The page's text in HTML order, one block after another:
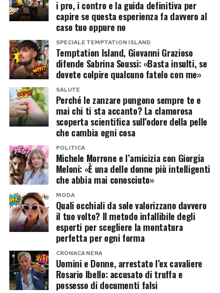
davanti alle telecamere, ma lo sfogo dell’ex
fidanzato dimostra come, almeno sul piano
umano, il rispetto possa sopravvivere anche alla
fine di una relazione.
Pur non condividendo le scelte fatte da Sabrina
durante il programma, Giovanni ha scelto di
esporsi per chiedere ai follower di fermare gli
insulti, ricordando che dietro i protagonisti del
reality ci sono persone reali.
Un messaggio che, nelle ultime ore, ha raccolto
numerosi apprezzamenti anche tra chi aveva
seguito con passione la loro storia all’interno del
villaggio.
Post Views: 211
aumentare la sua popolarità, ben prima che il
suo nome venisse accostato a
Island.
Il racconto della frequentazione con
Danilo D’Angelo
Secondo quanto riferito dalla stessa Simona
attraverso i propri profili social, la conoscenza
con Danilo D’Angelo sarebbe iniziata dopo la
conclusione delle registrazioni del reality.
La creator sostiene che l’ex protagonista di
Temptation Island
ormai single e libero da qualsiasi legame con
Francesca Coppola. Da lì sarebbe nata una
frequentazione durata alcune settimane.
Sempre secondo il suo racconto, il rapporto si
sarebbe poi interrotto improvvisamente dopo
una serata trascorsa insieme, spingendola a
i pro, i contro e la guida definitiva per
capire se questa esperienza fa davvero al
caso tuo oppure no
SPECIALE TEMPTATION ISLAND
Temptation Island, Giovanni Grazioso
difende Sabrina Soussi: «Basta insulti, se
dovete colpire qualcuno fatelo con me»
SALUTE
Perché le zanzare pungono sempre te e
mai chi ti sta accanto? La clamorosa
scoperta scientifica sull’odore della pelle
che cambia ogni cosa
POLITICA
Michele Morrone e l’amicizia con Giorgia
Meloni: «È una delle donne più intelligenti
che abbia mai conosciuto»
MODA
Quali occhiali da sole valorizzano davvero
il tuo volto? Il metodo infallibile degli
esperti per scegliere la montatura
perfetta per ogni forma
CRONACA NERA
Uomini e Donne, arrestato l’ex cavaliere
Rosario Ibello: accusato di truffa e
possesso di documenti falsi